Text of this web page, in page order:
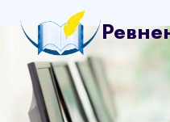
вмісту